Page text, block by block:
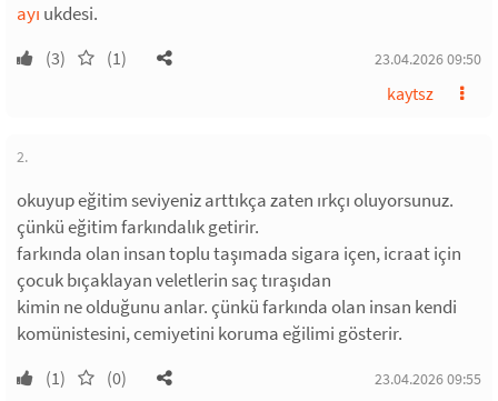
ayı ukdesi.
(3) (1) 23.04.2026 09:50
kaytsz
2.
okuyup eğitim seviyeniz arttıkça zaten ırkçı oluyorsunuz.
çünkü eğitim farkındalık getirir.
farkında olan insan toplu taşımada sigara içen, icraat için
çocuk bıçaklayan veletlerin saç tıraşıdan
kimin ne olduğunu anlar. çünkü farkında olan insan kendi
komünistesini, cemiyetini koruma eğilimi gösterir.
(1) (0) 23.04.2026 09:55